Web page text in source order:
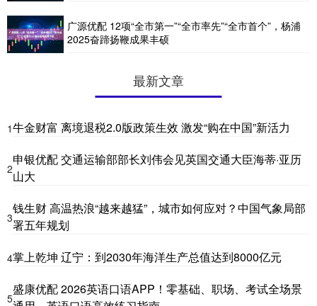
广源优配 12项“全市第一”“全市率先”“全市首个”，杨浦
2025奋蹄扬鞭成果丰硕
最新文章
1牛金财富 离境退税2.0版政策生效 激发“购在中国”新活力
2
申银优配 交通运输部部长刘伟会见英国交通大臣海蒂·亚历
山大
3
钱生财 高温热浪“越来越猛”，城市如何应对？中国气象局部
署五年规划
4掌上乾坤 辽宁：到2030年海洋生产总值达到8000亿元
5
盛康优配 2026英语口语APP！零基础、职场、考试全场景